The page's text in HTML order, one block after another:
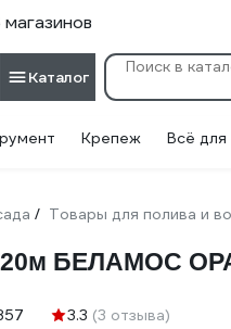
Каталог
Крепеж Всё для
/ Товары для полива и
20м БЕЛАМОС
3.3 (3 отзыва)